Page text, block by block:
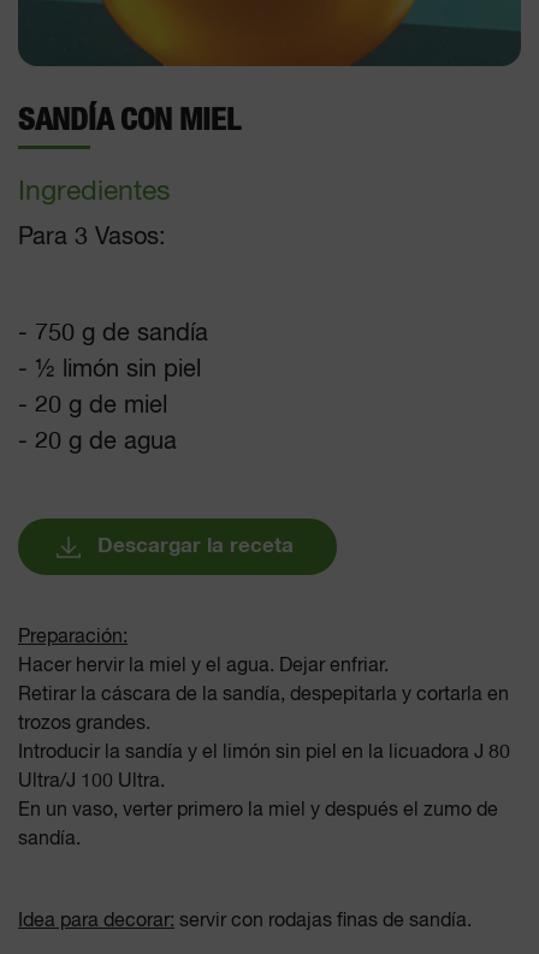
SANDÍA CON MIEL
Ingredientes
Para 3 Vasos:
- 750 g de sandía
- ½ limón sin piel
- 20 g de miel
- 20 g de agua
Descargar la receta
Preparación:
Hacer hervir la miel y el agua. Dejar enfriar.
Retirar la cáscara de la sandía, despepitarla y cortarla en
trozos grandes.
Introducir la sandía y el limón sin piel en la licuadora J 80
Ultra/J 100 Ultra.
En un vaso, verter primero la miel y después el zumo de
sandía.
Idea para decorar: servir con rodajas finas de sandía.